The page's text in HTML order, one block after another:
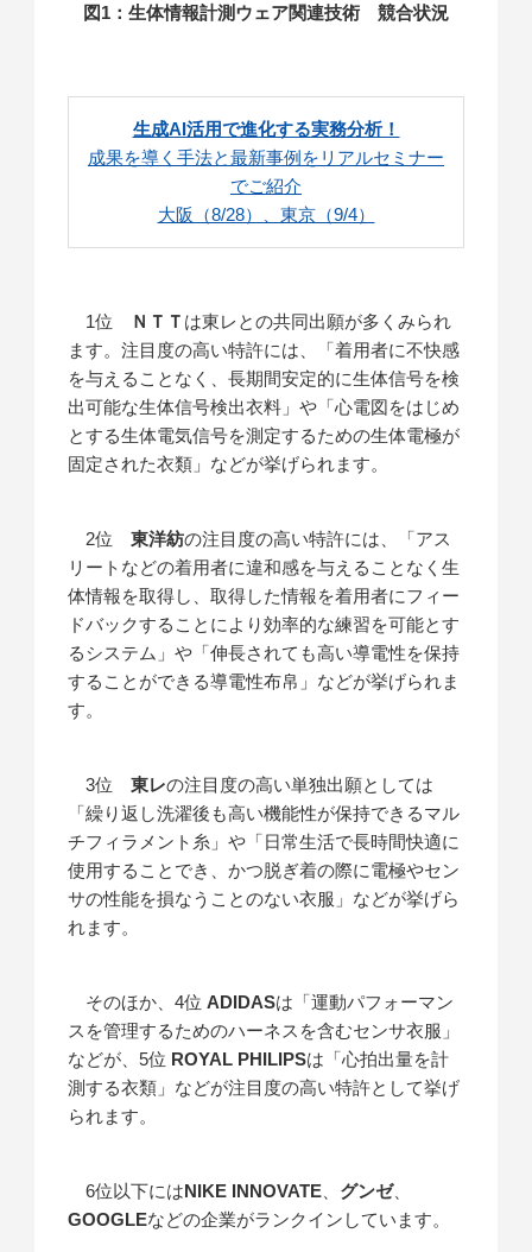
図1：生体情報計測ウェア関連技術 競合状況
生成AI活用で進化する実務分析！
成果を導く手法と最新事例をリアルセミナー
でご紹介
大阪（8/28）、東京（9/4）
1位 ＮＴＴ は東レとの共同出願が多くみられ
ます。注目度の高い特許には、「着用者に不快感
を与えることなく、長期間安定的に生体信号を検
出可能な生体信号検出衣料」や「心電図をはじめ
とする生体電気信号を測定するための生体電極が
固定された衣類」などが挙げられます。
2位東洋紡の注目度の高い特許には、「アス
リートなどの着用者に違和感を与えることなく生
体情報を取得し、取得した情報を着用者にフィー
ドバックすることにより効率的な練習を可能とす
るシステム」や「伸長されても高い導電性を保持
することができる導電性布帛」などが挙げられま
す。
3位東レの注目度の高い単独出願としては
「繰り返し洗濯後も高い機能性が保持できるマル
チフィラメント糸」や「日常生活で長時間快適に
使用することでき、かつ脱ぎ着の際に電極やセン
サの性能を損なうことのない衣服」などが挙げら
れます。
そのほか、4位ADIDASは「運動パフォーマン
スを管理するためのハーネスを含むセンサ衣服」
などが、5位 ROYAL PHILIPSは「心拍出量を計
測する衣類」などが注目度の高い特許として挙げ
られます。
6位以下にはNIKE INNOVATE グンゼ、
GOOGLEなどの企業がランクインしています。